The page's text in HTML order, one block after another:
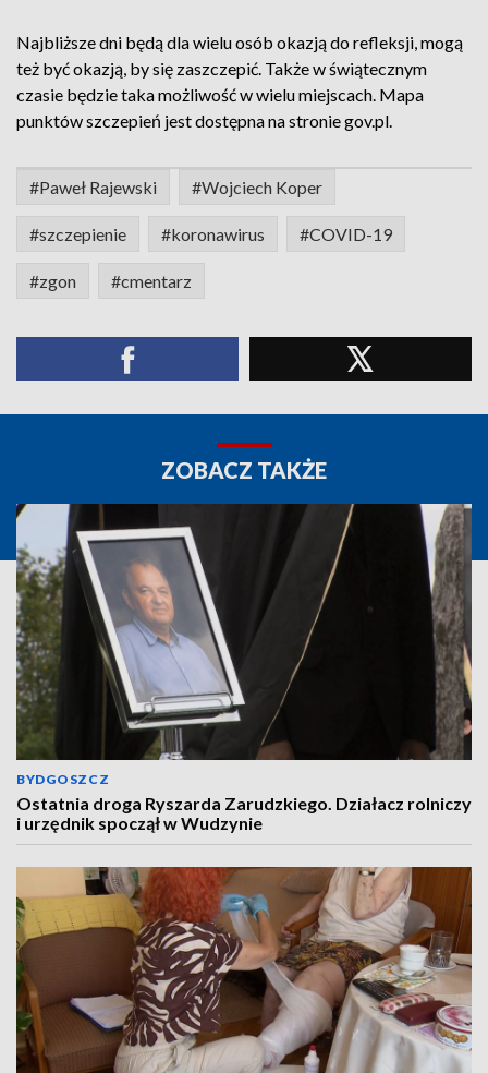
Najbliższe dni będą dla wielu osób okazją do refleksji, mogą
też być okazją, by się zaszczepić. Także w świątecznym
czasie będzie taka możliwość w wielu miejscach. Mapa
punktów szczepień jest dostępna na stronie gov.pl.
#Paweł Rajewski #Wojciech Koper
#szczepienie #koronawirus #COVID-19
#zgon #cmentarz
ZOBACZ TAKŻE
BYDGOSZCZ
Ostatnia droga Ryszarda Zarudzkiego. Działacz rolniczy
i urzędnik spoczął w Wudzynie